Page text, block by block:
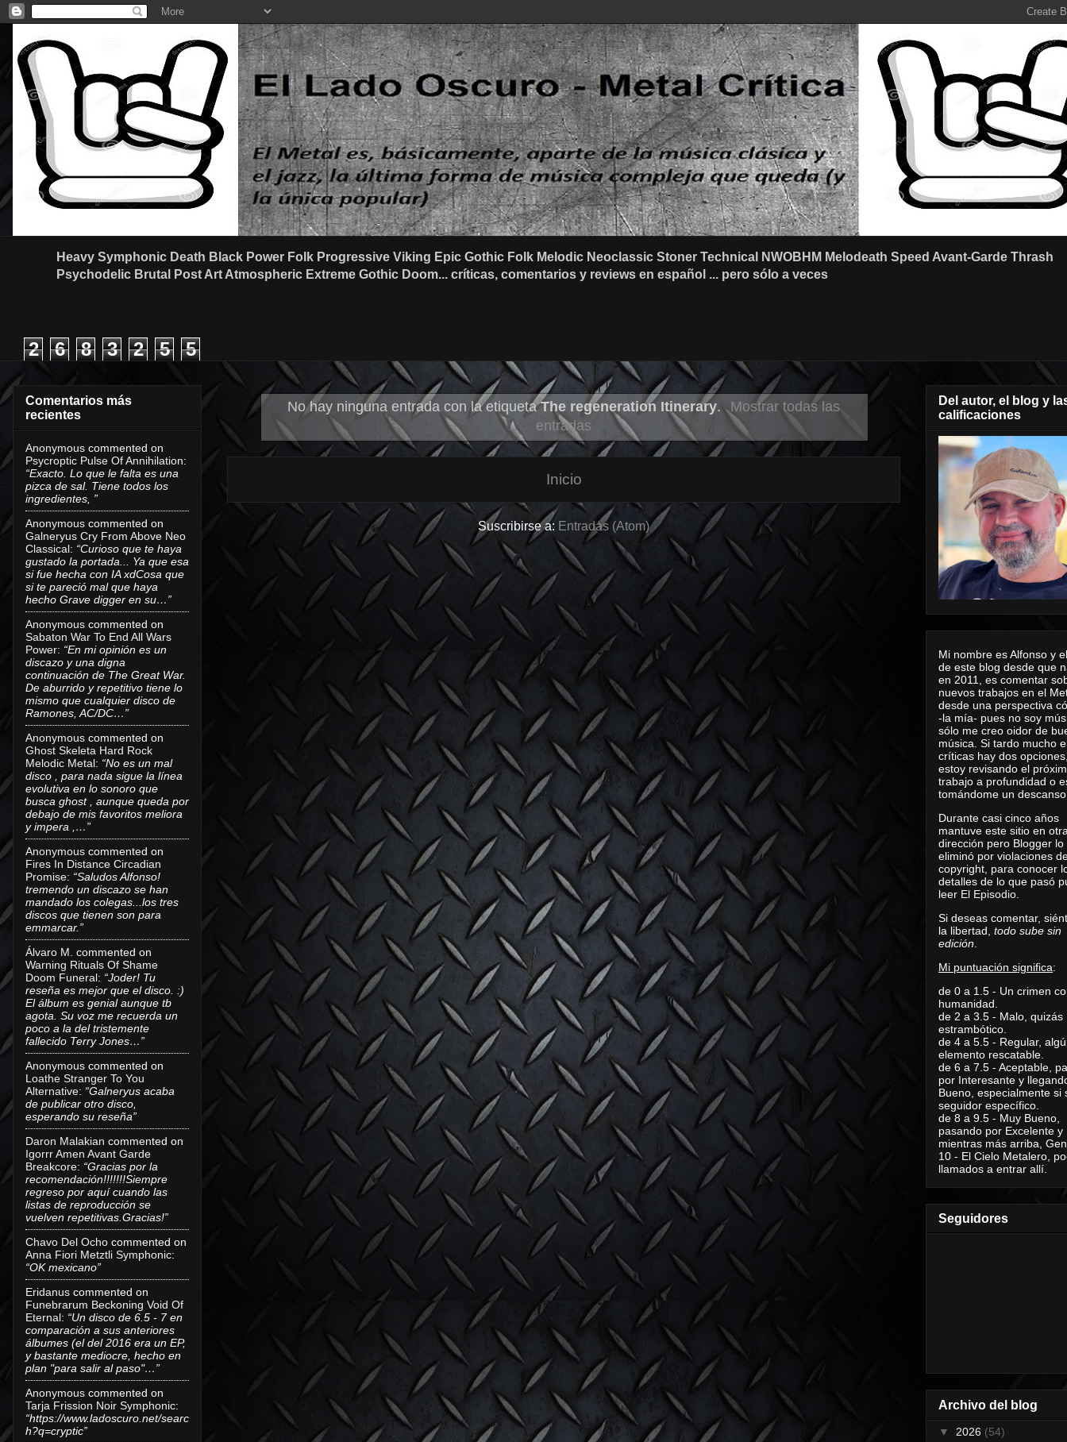
Heavy Symphonic Death Black Power Folk Progressive Viking Epic Gothic Folk Melodic Neoclassic Stoner Technical NWOBHM Melodeath Speed Avant-Garde Thrash
Psychodelic Brutal Post Art Atmospheric Extreme Gothic Doom... críticas, comentarios y reviews en español ... pero sólo a veces
2 6 8 3 2 5 5
No hay ninguna entrada con la etiquetaThe regeneration Itinerary.
Mostrar todas las
entradas
Inicio
Suscribirse a: Entradas (Atom)
Comentarios más
recientes
Anonymous commented on
Psycroptic Pulse Of Annihilation:
“Exacto. Lo que le falta es una
pizca de sal. Tiene todos los
ingredientes, ”
Anonymous commented on
Galneryus Cry From Above Neo
Classical: “Curioso que te haya
gustado la portada... Ya que esa
si fue hecha con IA xdCosa que
si te pareció mal que haya
hecho Grave digger en su…”
Anonymous commented on
Sabaton War To End All Wars
Power: “En mi opinión es un
discazo y una digna
continuación de The Great War.
De aburrido y repetitivo tiene lo
mismo que cualquier disco de
Ramones, AC/DC…”
Anonymous commented on
Ghost Skeleta Hard Rock
Melodic Metal: “No es un mal
disco , para nada sigue la línea
evolutiva en lo sonoro que
busca ghost , aunque queda por
debajo de mis favoritos meliora
y impera ,…”
Anonymous commented on
Fires In Distance Circadian
Promise: “Saludos Alfonso!
tremendo un discazo se han
mandado los colegas...los tres
discos que tienen son para
emmarcar.”
Álvaro M. commented on
Warning Rituals Of Shame
Doom Funeral: “Joder! Tu
reseña es mejor que el disco. :)
El álbum es genial aunque tb
agota. Su voz me recuerda un
poco a la del tristemente
fallecido Terry Jones…”
Anonymous commented on
Loathe Stranger To You
Alternative: “Galneryus acaba
de publicar otro disco,
esperando su reseña”
Daron Malakian commented on
Igorrr Amen Avant Garde
Breakcore: “Gracias por la
recomendación!!!!!!!Siempre
regreso por aquí cuando las
listas de reproducción se
vuelven repetitivas.Gracias!”
Chavo Del Ocho commented on
Anna Fiori Metztli Symphonic:
“OK mexicano”
Eridanus commented on
Funebrarum Beckoning Void Of
Eternal: “Un disco de 6.5 - 7 en
comparación a sus anteriores
álbumes (el del 2016 era un EP,
y bastante mediocre, hecho en
plan "para salir al paso"…”
Anonymous commented on
Tarja Frission Noir Symphonic:
“https://www.ladoscuro.net/searc
h?q=cryptic”
Del autor, el blog y
calificaciones
Mi nombre es Alfonso y
de este blog desde que
en 2011, es comentar
nuevos trabajos en el
desde una perspectiva
-la mía- pues no soy
sólo me creo oidor de
música. Si tardo mucho
críticas hay dos
estoy revisando el
trabajo a profundidad o
tomándome un
Durante casi cinco años
mantuve este sitio en
dirección pero Blogger lo
eliminó por violaciones
copyright, para conocer
detalles de lo que pasó
leer El Episodio
Si deseas comentar,
la libertad, todo sube sin
edición
Mi puntuación significa:
de 0 a 1.5 - Un crimen
humanidad.
de 2 a 3.5 - Malo, quizás
estrambótico.
de 4 a 5.5 - Regular,
elemento rescatable.
de 6 a 7.5 - Aceptable,
por Interesante y
Bueno, especialmente si
seguidor específico.
de 8 a 9.5 - Muy Bueno,
pasando por Excelente y
mientras más arriba,
10 - El Cielo Metalero,
llamados a entrar allí.
Seguidores
Archivo del blog
▼ 2026 (54)